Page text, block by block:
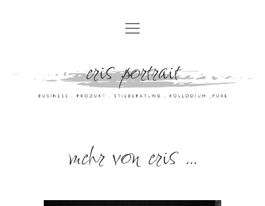
HOME
FÜR PRIVATPERSONEN
GALERIE
DARUM ERIS
mehr von eris …